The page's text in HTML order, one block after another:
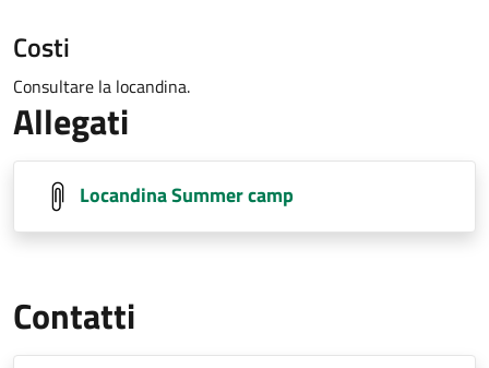
Costi
Consultare la locandina.
Allegati
Locandina Summer camp
Contatti